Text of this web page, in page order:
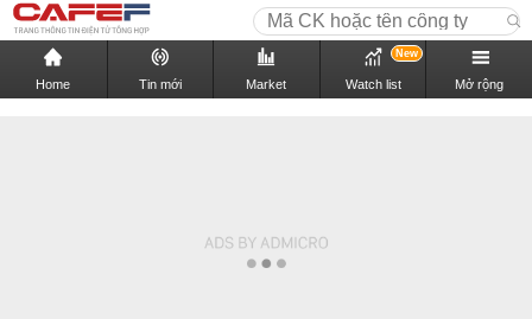
Home Tin mới Market Watch list
New
Mở rộng